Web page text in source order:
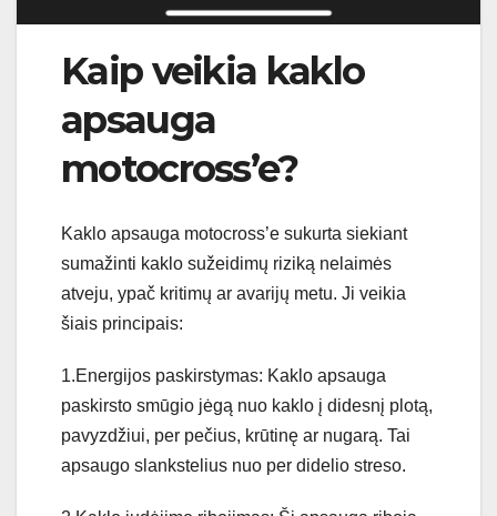
Kaip veikia kaklo
apsauga
motocross’e?
Kaklo apsauga motocross’e sukurta siekiant
sumažinti kaklo sužeidimų riziką nelaimės
atveju, ypač kritimų ar avarijų metu. Ji veikia
šiais principais:
1.Energijos paskirstymas: Kaklo apsauga
paskirsto smūgio jėgą nuo kaklo į didesnį plotą,
pavyzdžiui, per pečius, krūtinę ar nugarą. Tai
apsaugo slankstelius nuo per didelio streso.